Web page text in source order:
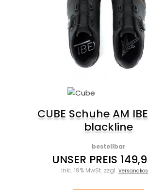
CUBE Schuhe AM
blackline
bestellbar
UNSER PREIS
inkl. 19% MwSt. zzgl.